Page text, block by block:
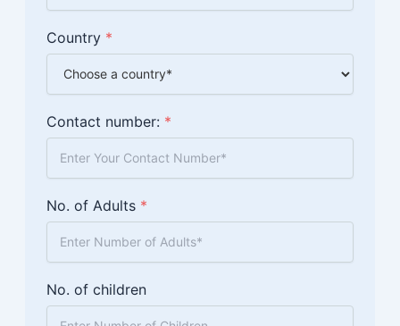
Country *
Contact number: *
No. of Adults *
No. of children